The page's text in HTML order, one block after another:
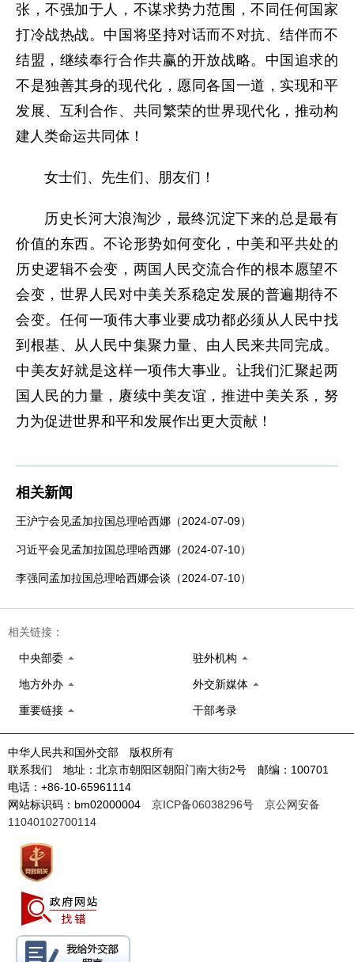
张，不强加于人，不谋求势力范围，不同任何国家
打冷战热战。中国将坚持对话而不对抗、结伴而不
结盟，继续奉行合作共赢的开放战略。中国追求的
不是独善其身的现代化，愿同各国一道，实现和平
发展、互利合作、共同繁荣的世界现代化，推动构
建人类命运共同体！
女士们、先生们、朋友们！
历史长河大浪淘沙，最终沉淀下来的总是最有
价值的东西。不论形势如何变化，中美和平共处的
历史逻辑不会变，两国人民交流合作的根本愿望不
会变，世界人民对中美关系稳定发展的普遍期待不
会变。任何一项伟大事业要成功都必须从人民中找
到根基、从人民中集聚力量、由人民来共同完成。
中美友好就是这样一项伟大事业。让我们汇聚起两
国人民的力量，赓续中美友谊，推进中美关系，努
力为促进世界和平和发展作出更大贡献！
相关新闻
王沪宁会见孟加拉国总理哈西娜（2024-07-09）
习近平会见孟加拉国总理哈西娜（2024-07-10）
李强同孟加拉国总理哈西娜会谈（2024-07-10）
相关链接：
中央部委 驻外机构
地方外办 外交新媒体
重要链接 干部考录
中华人民共和国外交部 版权所有
联系我们 地址：北京市朝阳区朝阳门南大街2号 邮编：100701
电话：+86-10-65961114
网站标识码：bm02000004 京ICP备06038296号
京公网安备
11040102700114